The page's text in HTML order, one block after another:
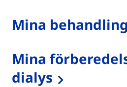
Mina
Mina
dialys